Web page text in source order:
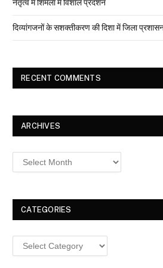
नेतृत्व में शिमला में विशाल प्रदर्शन
दिव्यांगजनों के सशक्तीकरण की दिशा में जिला
RECENT COMMENTS
ARCHIVES
Archives
CATEGORIES
Categories